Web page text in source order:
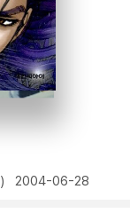
2004-06-28